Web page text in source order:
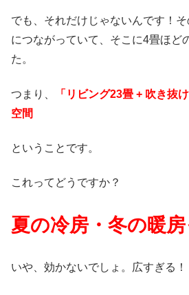
でも、それだけじゃないんです！
につながっていて、そこに4畳ほど
た。
つまり、
「リビング23畳 + 吹き抜
空間
ということです。
これってどうですか？
夏の冷房・冬の暖
いや、効かないでしょ。広すぎる！